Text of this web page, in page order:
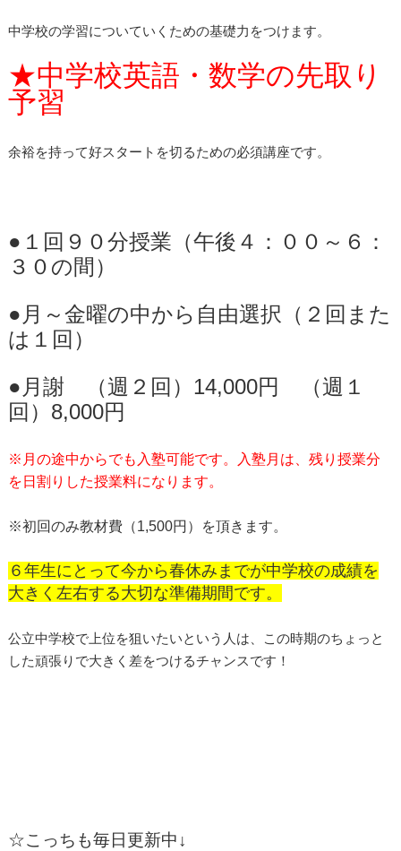
中学校の学習についていくための基礎力をつけます。
★中学校英語・数学の先取り
予習
余裕を持って好スタートを切るための必須講座です。
●１回９０分授業（午後４：００～６：
３０の間）
●月～金曜の中から自由選択（２回また
は１回）
●月謝 （週２回）14,000円 （週１
回）8,000円
※月の途中からでも入塾可能です。入塾月は、残り授業分
を日割りした授業料になります。
※初回のみ教材費（1,500円）を頂きます。
６年生にとって今から春休みまでが中学校の成績を
大きく左右する大切な準備期間です。
公立中学校で上位を狙いたいという人は、この時期のちょっと
した頑張りで大きく差をつけるチャンスです！
☆こっちも毎日更新中↓